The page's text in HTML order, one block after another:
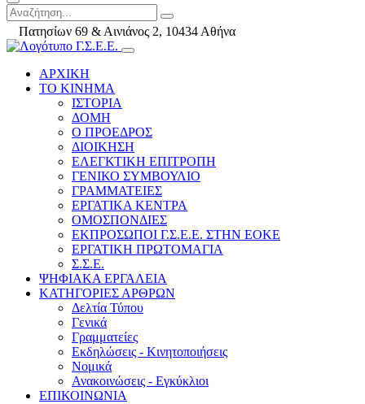
Πατησίων 69 & Αινιάνος 2, 10434 Αθήνα
ΑΡΧΙΚΗ
ΤΟ ΚΙΝΗΜΑ
ΙΣΤΟΡΙΑ
ΔΟΜΗ
Ο ΠΡΟΕΔΡΟΣ
ΔΙΟΙΚΗΣΗ
ΕΛΕΓΚΤΙΚΗ ΕΠΙΤΡΟΠΗ
ΓΕΝΙΚΟ ΣΥΜΒΟΥΛΙΟ
ΓΡΑΜΜΑΤΕΙΕΣ
ΕΡΓΑΤΙΚΑ ΚΕΝΤΡΑ
ΟΜΟΣΠΟΝΔΙΕΣ
ΕΚΠΡΟΣΩΠΟΙ Γ.Σ.Ε.Ε. ΣΤΗΝ ΕΟΚΕ
ΕΡΓΑΤΙΚΗ ΠΡΩΤΟΜΑΓΙΑ
Σ.Σ.Ε.
ΨΗΦΙΑΚΑ ΕΡΓΑΛΕΙΑ
ΚΑΤΗΓΟΡΙΕΣ ΑΡΘΡΩΝ
Δελτία Τύπου
Γενικά
Γραμματείες
Εκδηλώσεις - Κινητοποιήσεις
Νομικά
Ανακοινώσεις - Εγκύκλιοι
ΕΠΙΚΟΙΝΩΝΙΑ